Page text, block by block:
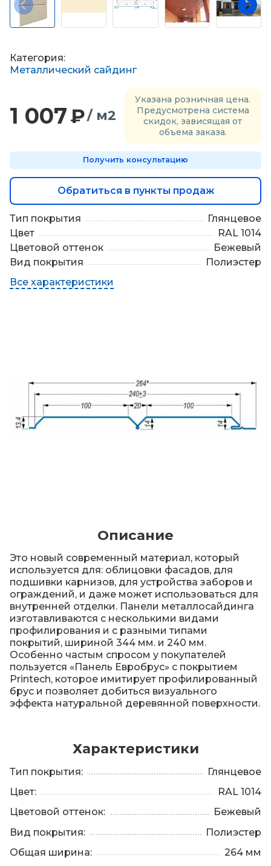
П
д
о
р
е
р
а
о
Категория:
Металлический сайдинг
1 007₽/ м2
Указана розничная цена.
Предусмотрена система
скидок, зависящая от
объема заказа.
Получить консультацию
Обратиться в пункты продаж
Тип покрытия
Глянцевое
Цвет
RAL 1014
Цветовой оттенок
Бежевый
Вид покрытия
Полиэстер
Все характеристики
Описание
Это новый современный материал, который
используется для: облицовки фасадов, для
подшивки карнизов, для устройства заборов и
ограждений, и даже может использоваться для
внутренней отделки. Панели металлосайдинга
изготавливаются с несколькими видами
профилирования и с разными типами
покрытий, шириной 344 мм. и 240 мм.
Особенно частым спросом у покупателей
пользуется «Панель Евробрус» c покрытием
Printech, которое имитирует профилированный
брус и позволяет добиться визуального
эффекта натуральной деревянной поверхности.
Характеристики
Тип покрытия:
Глянцевое
Цвет:
RAL 1014
Цветовой оттенок:
Бежевый
Вид покрытия:
Полиэстер
Общая ширина:
264 мм